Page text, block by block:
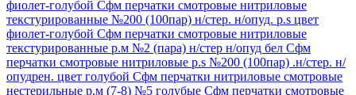
фиолет-голубой Сфм перчатки смотровые нитриловые
текстурированные №200 (100пар) н/стер. н/опуд. р.s цвет
фиолет-голубой Сфм перчатки смотровые нитриловые
текстурированные р.м №2 (пара) н/стер н/опуд бел Сфм
перчатки смотровые нитриловые р.s №200 (100пар) .н/стер. н/
опудрен. цвет голубой Сфм перчатки нитриловые смотровые
нестерильные р.м (7-8) №5 голубые Сфм перчатки смотровые